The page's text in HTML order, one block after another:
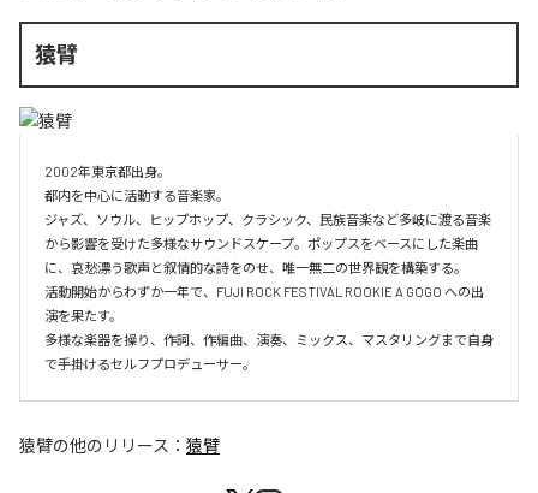
猿臂
2002年東京都出身。
都内を中心に活動する音楽家。
ジャズ、ソウル、ヒップホップ、クラシック、民族音楽など多岐に渡る音楽
から影響を受けた多様なサウンドスケープ。ポップスをベースにした楽曲
に、哀愁漂う歌声と叙情的な詩をのせ、唯一無二の世界観を構築する。
活動開始からわずか一年で、FUJI ROCK FESTIVAL ROOKIE A GOGO への出
演を果たす。
多様な楽器を操り、作詞、作編曲、演奏、ミックス、マスタリングまで自身
で手掛けるセルフプロデューサー。
猿臂の他のリリース： 猿臂